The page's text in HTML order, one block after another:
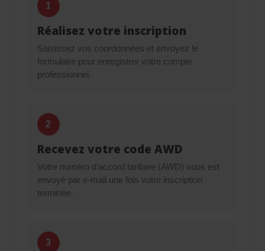
1
Réalisez votre inscription
Saisissez vos coordonnées et envoyez le
formulaire pour enregistrer votre compte
professionnel.
2
Recevez votre code AWD
Votre numéro d’accord tarifaire (AWD) vous est
envoyé par e-mail une fois votre inscription
terminée.
3